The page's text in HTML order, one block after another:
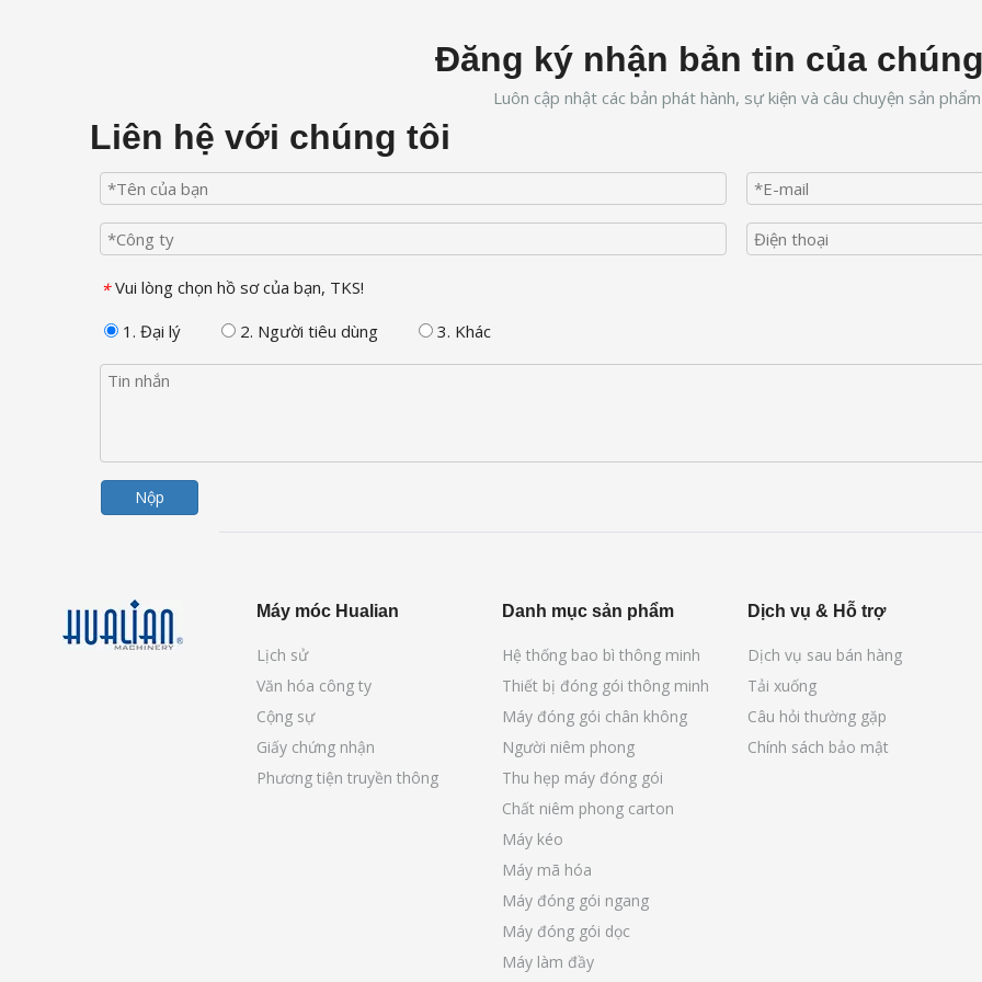
Đăng ký nhận bản tin của
Luôn cập nhật các bản phát hành, sự kiện và câu chuyện sản phẩm
Liên hệ với chúng tôi
* Vui lòng chọn hồ sơ của bạn, TKS!
1. Đại lý
2. Người tiêu dùng 3. Khác
Nộp
Máy móc Hualian
Lịch sử
Văn hóa công ty
Cộng sự
Giấy chứng nhận
Phương tiện truyền thông
Danh mục sản phẩm
Hệ thống bao bì thông minh
Thiết bị đóng gói thông minh
Máy đóng gói chân không
Người niêm phong
Thu hẹp máy đóng gói
Chất niêm phong carton
Máy kéo
Máy mã hóa
Máy đóng gói ngang
Máy đóng gói dọc
Máy làm đầy
Dịch vụ & Hỗ trợ
Dịch vụ sau bán hàng
Tải xuống
Câu hỏi thường gặp
Chính sách bảo mật